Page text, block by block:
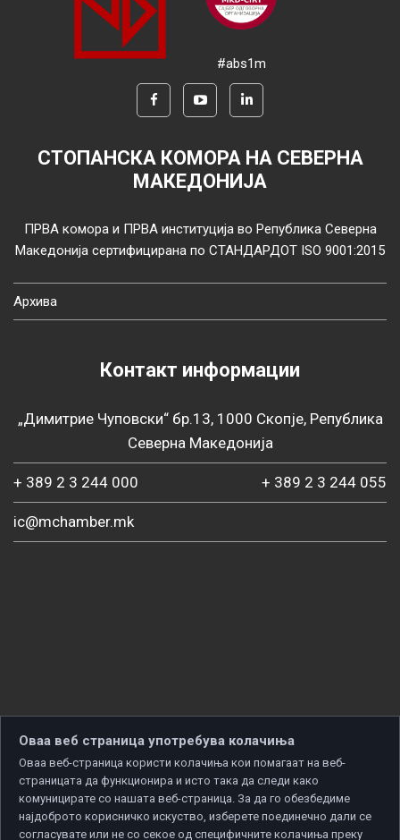
#abs1m
СТОПАНСКА КОМОРА НА СЕВЕРНА
МАКЕДОНИЈА
ПРВА комора и ПРВА институција во Република Северна
Македонија сертифицирана по СТАНДАРДОТ ISO 9001:2015
Архива
Контакт информации
„Димитрие Чуповски“ бр.13, 1000 Скопје, Република
Северна Македонија
+ 389 2 3 244 000 + 389 2 3 244 055
ic@mchamber.mk
Оваа веб страница употребува колачиња
Оваа веб-страница користи колачиња кои помагаат на веб-
страницата да функционира и исто така да следи како
комуницирате со нашата веб-страница. За да го обезбедиме
најдоброто корисничко искуство, изберете поединечно дали се
согласувате или не со секое од специфичните колачиња преку